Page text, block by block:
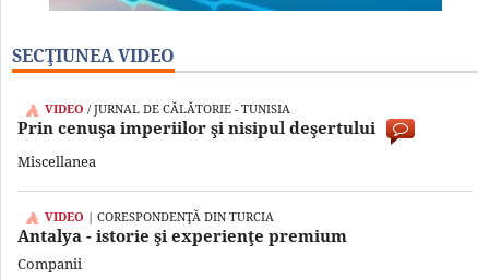
SECŢIUNEA VIDEO
VIDEO / JURNAL DE CĂLĂTORIE - TUNISIA
Prin cenuşa imperiilor şi nisipul deşertului
Miscellanea
VIDEO | CORESPONDENŢĂ DIN TURCIA
Antalya - istorie şi experienţe premium
Companii